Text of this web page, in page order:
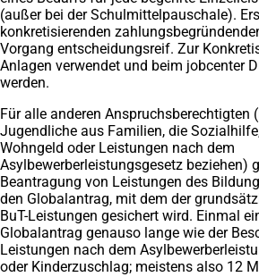
(außer bei der Schulmittelpauschale).
konkretisierenden
Vorgang entscheidungsreif. Zur
Anlagen verwendet und beim jobcenter
werden.
Für alle anderen Anspruchsberechtigten
Jugendliche aus Familien, die
Wohngeld oder Leistungen nach dem
Asylbewerberleistungsgesetz beziehen)
Beantragung von Leistungen des
den Globalantrag, mit dem der
BuT-Leistungen gesichert wird. Einmal
Globalantrag genauso lange wie der
Leistungen nach dem
oder Kinderzuschlag; meistens also 12